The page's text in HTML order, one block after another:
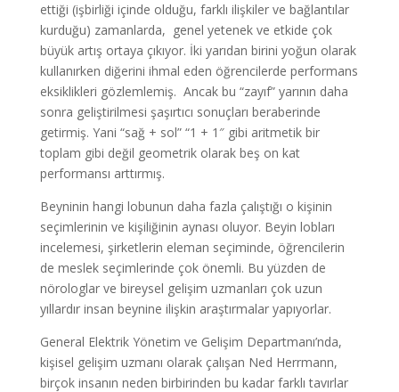
ettiği (işbirliği içinde olduğu, farklı ilişkiler ve bağlantılar
kurduğu) zamanlarda, genel yetenek ve etkide çok
büyük artış ortaya çıkıyor. İki yarıdan birini yoğun olarak
kullanırken diğerini ihmal eden öğrencilerde performans
eksiklikleri gözlemlemiş. Ancak bu “zayıf” yarının daha
sonra geliştirilmesi şaşırtıcı sonuçları beraberinde
getirmiş. Yani “sağ + sol” “1 + 1″ gibi aritmetik bir
toplam gibi değil geometrik olarak beş on kat
performansı arttırmış.
Beyninin hangi lobunun daha fazla çalıştığı o kişinin
seçimlerinin ve kişiliğinin aynası oluyor. Beyin lobları
incelemesi, şirketlerin eleman seçiminde, öğrencilerin
de meslek seçimlerinde çok önemli. Bu yüzden de
nörologlar ve bireysel gelişim uzmanları çok uzun
yıllardır insan beynine ilişkin araştırmalar yapıyorlar.
General Elektrik Yönetim ve Gelişim Departmanı’nda,
kişisel gelişim uzmanı olarak çalışan Ned Herrmann,
birçok insanın neden birbirinden bu kadar farklı tavırlar